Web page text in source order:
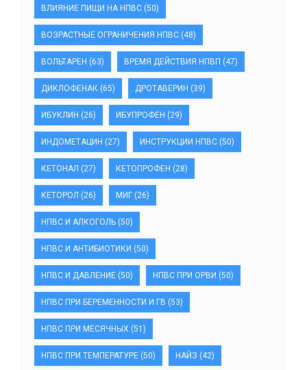
ВЛИЯНИЕ ПИЩИ НА НПВС (50)
ВОЗРАСТНЫЕ ОГРАНИЧЕНИЯ НПВС (48)
ВОЛЬТАРЕН (63) ВРЕМЯ ДЕЙСТВИЯ НПВП (47)
ДИКЛОФЕНАК (65) ДРОТАВЕРИН (39)
ИБУКЛИН (26) ИБУПРОФЕН (29)
ИНДОМЕТАЦИН (27) ИНСТРУКЦИИ НПВС (50)
КЕТОНАЛ (27) КЕТОПРОФЕН (28)
КЕТОРОЛ (26) МИГ (26)
НПВС И АЛКОГОЛЬ (50)
НПВС И АНТИБИОТИКИ (50)
НПВС И ДАВЛЕНИЕ (50) НПВС ПРИ ОРВИ (50)
НПВС ПРИ БЕРЕМЕННОСТИ И ГВ (53)
НПВС ПРИ МЕСЯЧНЫХ (51)
НПВС ПРИ ТЕМПЕРАТУРЕ (50) НАЙЗ (42)